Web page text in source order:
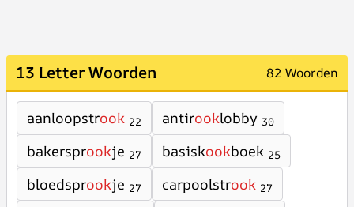
13 Letter Woorden 82 Woorden
aanloopstrook 22 antirooklobby 30
bakersprookje 27 basiskookboek 25
bloedsprookje 27 carpoolstrook 27